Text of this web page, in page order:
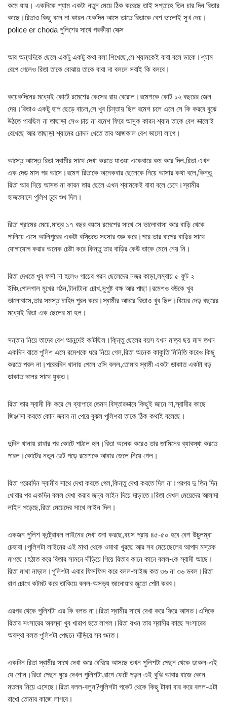
কমে যায়। একদিকে শ্যাম একটা নতুন মেয়ে ঠিক করেছে তাই সপ্তাহে তিন চার দিন রিতার
কাছে।রিতাও কিছু বলে না কারন যেকদিন আসে তাতে রিতাকে বেশ ভালোই সুখ দেয়।
police er choda পুলিশের সাথে পরকীয়া সেক্স
আর অন্যদিকে ছেলে একটু একটু কথা বলা শিখেছে,সে শ্যামকেই বাবা বলে ডাকে।শ্যাম
রেগে গেলেও রিতা তাকে বোঝায় তাকে বাবা না বললে সবাই কি বলবে।
কয়েকদিনের মধ্যেই কোটে রমেশের কেসের রায় বেরোল।রমেশকে কোট ১২ বছরের জেল
দেয়।রিতাও একটু হাপ ছেড়ে বাচল,সে খুব চিন্তায় ছিল রমেশ চলে এলে সে কি করবে বুঝে
উঠতে পারছিল না তাছাড়া সেও চায় না রমেশ ফিরে আসুক কারন শ্যাম তাকে বেশ ভালোই
রেখেছে আর তাছাড়া শ্যামের চোদন খেতে তার আজকাল বেশ ভালো লাগে।
আস্তে আস্তে রিতা স্বামীর সাথে দেখা করতে যাওয়া একেবারে কম করে দিল,রিতা এখন
এক দেড় মাস পর আসে।রমেশ রিতাকে অনেকবার ছেলেকে নিয়ে আসার কথা বলে,কিন্তু
রিতা আর নিয়ে আসত না কারন তার ছেলে এখন শ্যামকেই বাবা বলে চেনে।স্বামীর
হাজতবাসে পুলিশ চুদে শুখ দিল।
রিতা গ্রামের মেয়ে,মাত্র ১৭ বছর বয়সে রমেশের সাথে সে ভালোবাসা করে বাড়ি থেকে
পালিয়ে এসে আলিপুরের একটা বস্তিতে সংসার শুরু করে।পরে তার বাপের বাড়ির সাথে
যোগাযোগ করার অনেক চেষ্টা করে কিন্তু তার বাড়ির কেউ তাকে মেনে নেয় নি।
রিতা দেখতে খুব ফর্সা না হলেও গায়ের গরন ছেলেদের নজর কাড়া,লম্বায় ৫ ফুট ২
ইঞ্চি,গোলগাল মুখের গঠন,টানাটানা চোখ,সুপুষ্ট বক্ষ আর পাছা।রমেশও বউকে খুব
ভালোবাসে,তার সমস্ত চাহিদ পুরন করে।স্বামীর আদরে রিতাও খুব ছিল।বিয়ের দেড় বছরের
মধ্যেই রিতা এক ছেলের মা হল।
সন্তান নিয়ে তাদের বেশ আনন্দেই কাটছিল।কি্ন্তু ছেলের বয়স যখন মাত্র ছয় মাস তখন
একদিন রাতে পুলিশ এসে রমেশকে ধরে নিয়ে গেল,রিতা অনেক কাকুতি মিনিতি করেও কিছু
করতে পরল না।পরেরদিন থানায় গেলে ওসি বলল,তোমার স্বামী একটা ডাকাত একটা বড়
ডাকাত দলের সাথে যুক্ত।
রিতা তার স্বামী কি করে সে ব্যাপারে তেমন বিস্তারভাবে কিছুই জানে না,স্বামীর কাছে
জিঞ্জাসা করতে কোন জবাব না পেয়ে বুঝল পুলিশরা তাকে ঠিক কথাই বলেছে।
দুদিন থানায় রাখার পর কোটে পাঠাল হল।রিতা অনেক করেও তার জামিনের ব্যাবস্থা করতে
পারল।কোটের নতুন ডেট পড়ে রমেশকে আবার জেলে নিয়ে গেল।
রিতা পরেরদিন স্বামীর সাথে দেখা করতে গেল,কিন্তু দেখা করতে দিল না।পরপর দু তিন দিন
খোরার পর একদিন বলল দেখা করার জন্য লাইন দিয়ে দাড়াতে।রিতা দেখল মেয়েদের আলাদা
লাইন পড়েছে,রিতা মেয়েদের সাথে লাইন দিল।
একজন পুলিশ কন্ট্রোবল লাইনের দেখা শুনা করছে,বয়স প্রায় ৪৫-৫০ হবে বেশ উচুলম্বা
চেহারা।পুলিশটা লাইনের এই মাথা থেকে ওমাথা খুরছে আর সব মেয়েছেলের আপাদ মস্তক
মাপছে।হঠাত করে রিতার সামনে দাঁড়িয়ে গিয়ে রিতার কানে কানে বলল-কে স্বামী আছে।
রিতা মাথা নাড়াল।পুলিশটা এবার ফিসফিস করে বলল-সাইজ কত ৩৬ না ৩৬ ডবল।রিতা
রাগ চোখে কটমট করে তাকিয়ে বলল-অসভ্য জানোয়ার জুতো পেটা করব।
এরপর থেকে পুলিশটা এর কি বলত না।রিতা স্বামীর সাথে দেখা করে ফিরে আসত।এদিকে
রিতার সংসারের অবস্থা খুব খারাপ হতে লাগল।রিতা যখন তার স্বামীর কাছে সংসারের
অবস্থা বলত পুলিশটা পেছনে দাঁড়িয়ে সব শুনত।
একদিন রিতা স্বামীর সাথে দেখা করে বেরিয়ে আসছে তখন পুলিশটা পেছন থেকে ডাকল-এই
যে শোন।রিতা পেছন ঘুরে দেখল পুলিশটা,রাগে ফেটে পড়ল এই বুঝি আবার বাজে কোন
মতলব নিয়ে এসেছে।রিতা বলল-বলুন?পুলিশটা পকেট থেকে কিছু টাকা বার করে বলল-এটা
রাখো তোমার কাজে লাগবে।